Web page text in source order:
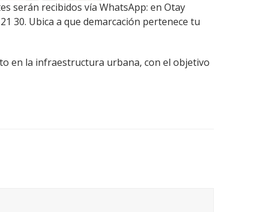
serán recibidos vía WhatsApp: en Otay
30. Ubica a que demarcación pertenece tu
en la infraestructura urbana, con el objetivo